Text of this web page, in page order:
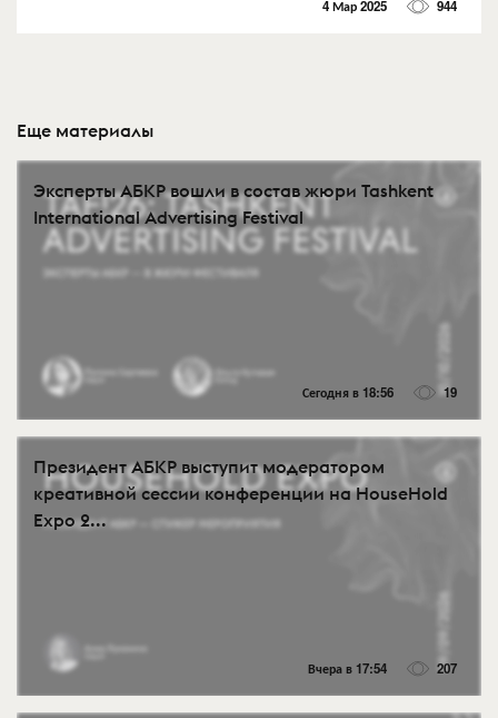
4 Мар 2025 944
Еще материалы
Эксперты АБКР вошли в состав жюри Tashkent
International Advertising Festival
Сегодня в 18:56 19
Президент АБКР выступит модератором
креативной сессии конференции на HouseHold
Expo 2...
Вчера в 17:54 207